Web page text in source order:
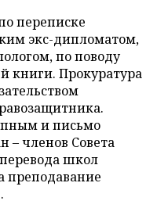
переписке
экс-дипломатом,
по поводу
книги. Прокуратура
и письмо
– членов Совета
школ
преподавание